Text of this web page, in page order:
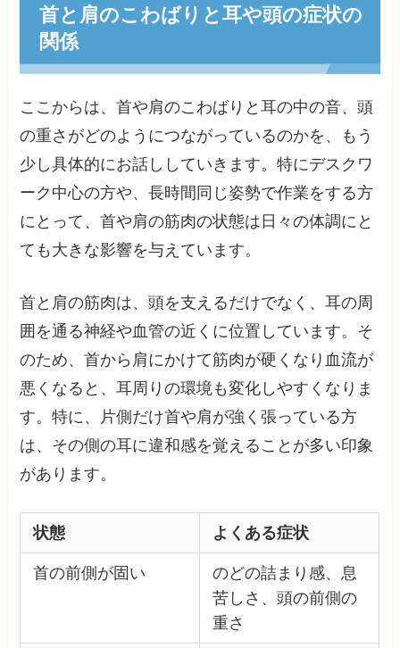
首と肩のこわばりと耳や頭の症状の
関係
ここからは、首や肩のこわばりと耳の中の音、頭
の重さがどのようにつながっているのかを、もう
少し具体的にお話ししていきます。特にデスクワ
ーク中心の方や、長時間同じ姿勢で作業をする方
にとって、首や肩の筋肉の状態は日々の体調にと
ても大きな影響を与えています。
首と肩の筋肉は、頭を支えるだけでなく、耳の周
囲を通る神経や血管の近くに位置しています。そ
のため、首から肩にかけて筋肉が硬くなり血流が
悪くなると、耳周りの環境も変化しやすくなりま
す。特に、片側だけ首や肩が強く張っている方
は、その側の耳に違和感を覚えることが多い印象
があります。
状態 よくある症状
首の前側が固い
のどの詰まり感、息
苦しさ、頭の前側の
重さ